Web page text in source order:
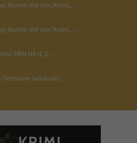
Komm mit mir; Krimi,…
Komm mit mir; Krimi,…
HEN NA IE 2 –…
Seltsame Gebäude:…